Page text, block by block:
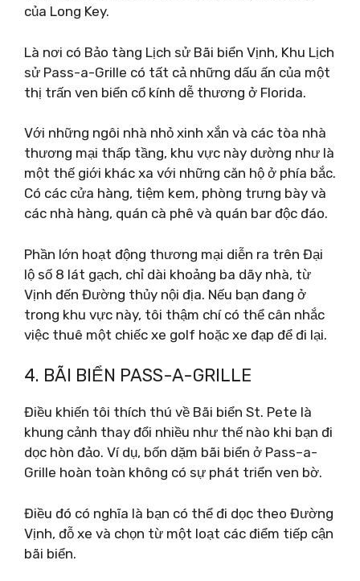
của Long Key.
Là nơi có Bảo tàng Lịch sử Bãi biển Vịnh, Khu Lịch
sử Pass-a-Grille có tất cả những dấu ấn của một
thị trấn ven biển cổ kính dễ thương ở Florida.
Với những ngôi nhà nhỏ xinh xắn và các tòa nhà
thương mại thấp tầng, khu vực này dường như là
một thế giới khác xa với những căn hộ ở phía bắc.
Có các cửa hàng, tiệm kem, phòng trưng bày và
các nhà hàng, quán cà phê và quán bar độc đáo.
Phần lớn hoạt động thương mại diễn ra trên Đại
lộ số 8 lát gạch, chỉ dài khoảng ba dãy nhà, từ
Vịnh đến Đường thủy nội địa. Nếu bạn đang ở
trong khu vực này, tôi thậm chí có thể cân nhắc
việc thuê một chiếc xe golf hoặc xe đạp để đi lại.
4. BÃI BIỂN PASS-A-GRILLE
Điều khiến tôi thích thú về Bãi biển St. Pete là
khung cảnh thay đổi nhiều như thế nào khi bạn đi
dọc hòn đảo. Ví dụ, bốn dặm bãi biển ở Pass–a-
Grille hoàn toàn không có sự phát triển ven bờ.
Điều đó có nghĩa là bạn có thể đi dọc theo Đường
Vịnh, đỗ xe và chọn từ một loạt các điểm tiếp cận
bãi biển.